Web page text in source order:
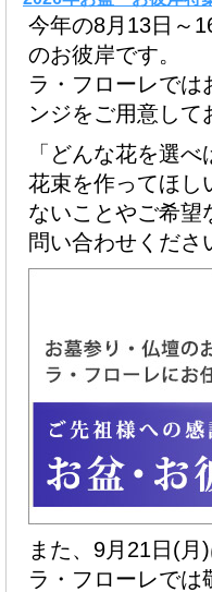
今年の8月13日～
のお彼岸です。
ラ・フローレでは
ンジをご用意して
「どんな花を選
花束を作ってほし
ないことやご希望
問い合わせくださ
また、9月21日(
ラ・フローレでは